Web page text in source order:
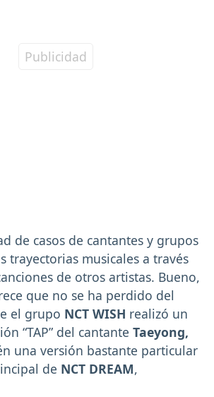
de casos de cantantes y grupos
trayectorias musicales a través
de otros artistas. Bueno,
que no se ha perdido del
el grupo NCT WISH realizó un
“TAP” del cantante Taeyong,
una versión bastante particular
de NCT DREAM,